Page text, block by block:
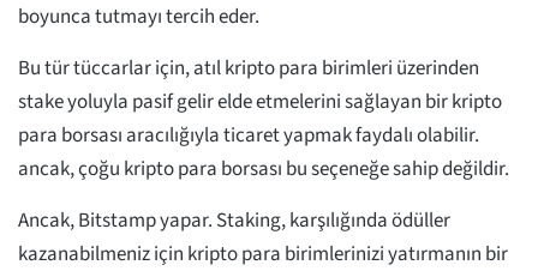
boyunca tutmayı tercih eder.
Bu tür tüccarlar için, atıl kripto para birimleri üzerinden
stake yoluyla pasif gelir elde etmelerini sağlayan bir kripto
para borsası aracılığıyla ticaret yapmak faydalı olabilir.
ancak, çoğu kripto para borsası bu seçeneğe sahip değildir.
Ancak, Bitstamp yapar. Staking, karşılığında ödüller
kazanabilmeniz için kripto para birimlerinizi yatırmanın bir